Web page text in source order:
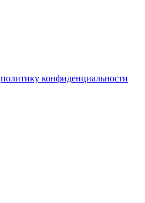
политику конфиденциальности